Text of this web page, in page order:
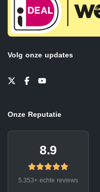
Volg onze updates
Onze Reputatie
8.9
5.353+ echte reviews